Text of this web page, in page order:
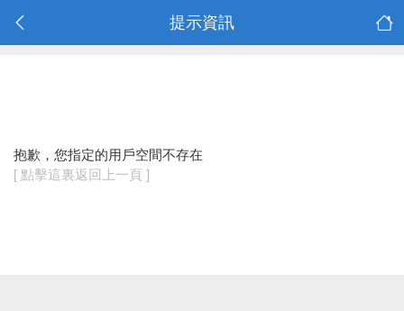
提示資訊
抱歉，您指定的用戶空間不存在
[ 點擊這裏返回上一頁 ]